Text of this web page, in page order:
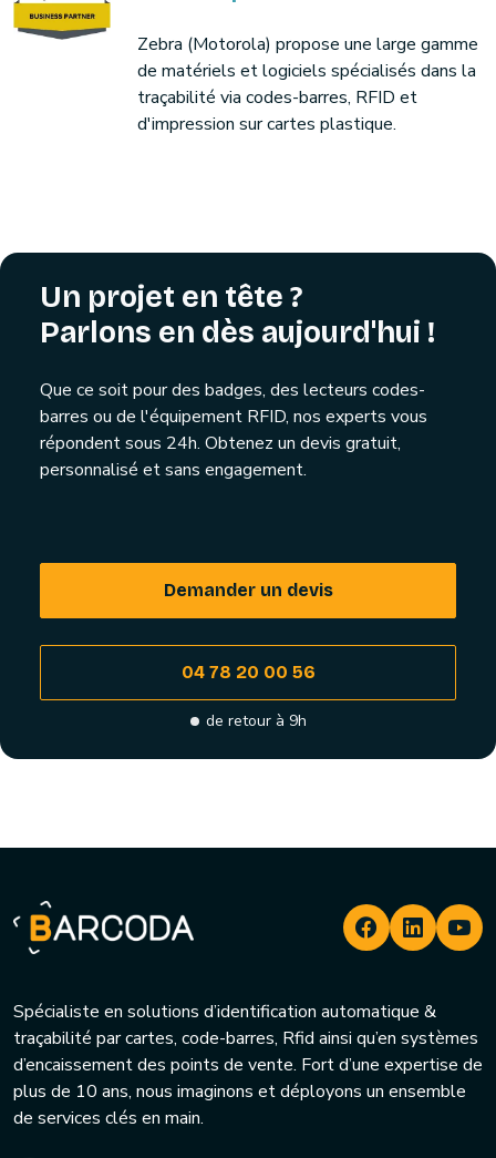
Zebra (Motorola) propose une large gamme
de matériels et logiciels spécialisés dans la
traçabilité via codes-barres, RFID et
d'impression sur cartes plastique.
Un projet en tête ?
Parlons en dès aujourd'hui !
Que ce soit pour des badges, des lecteurs codes-
barres ou de l'équipement RFID, nos experts vous
répondent sous 24h. Obtenez un devis gratuit,
personnalisé et sans engagement.
Demander un devis
04 78 20 00 56
de retour à 9h
Spécialiste en solutions d’identification automatique &
traçabilité par cartes, code-barres, Rfid ainsi qu’en systèmes
d’encaissement des points de vente. Fort d’une expertise de
plus de 10 ans, nous imaginons et déployons un ensemble
de services clés en main.